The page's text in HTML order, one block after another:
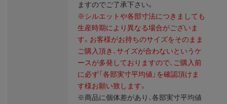
ますのでご了承下さい。
※シルエットや各部寸法につきましても
生産時期により異なる場合がございま
す。お客様がお持ちのサイズをそのまま
ご購入頂き、サイズが合わないというケ
ースが多発しておりますので、ご購入前
に必ず「各部実寸平均値」を確認頂けま
す様お願い致します。
※商品に個体差があり、各部実寸平均値